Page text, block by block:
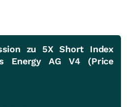
zu 5X Short Index
Energy AG V4 (Price